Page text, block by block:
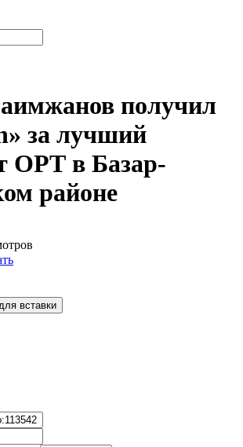
получил
за лучший
ОРТ в Базар-
районе
вставки